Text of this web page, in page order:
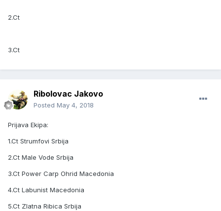
2.Ct
3.Ct
Ribolovac Jakovo
Posted May 4, 2018
Prijava Ekipa:
1.Ct Strumfovi Srbija
2.Ct Male Vode Srbija
3.Ct Power Carp Ohrid Macedonia
4.Ct Labunist Macedonia
5.Ct Zlatna Ribica Srbija